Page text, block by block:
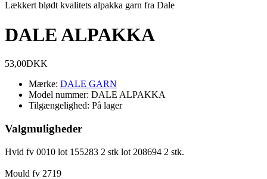
Lækkert blødt kvalitets alpakka garn fra Dale
DALE ALPAKKA
53,00DKK
Mærke: DALE GARN
Model nummer: DALE ALPAKKA
Tilgængelighed: På lager
Valgmuligheder
Hvid fv 0010 lot 155283 2 stk lot 208694 2 stk.
Mould fv 2719